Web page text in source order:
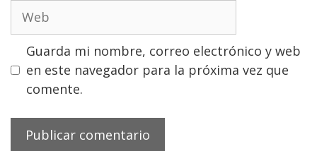
Guarda mi nombre, correo electrónico y web
en este navegador para la próxima vez que
comente.